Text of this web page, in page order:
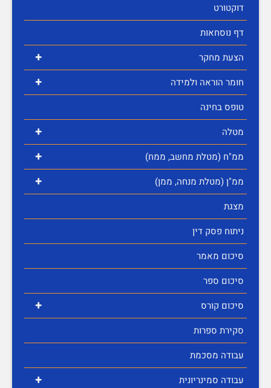
דוקטורט
דף נוסחאות
+ הצעת מחקר
+
חומר הוראה ולמידה
טופס בחינה
+ מטלה
+ ממ"ח (מטלת מחשב, ממח)
+
ממ"ן (מטלת מנחה, ממן)
מצגת
ניתוח פסק דין
סיכום מאמר
סיכום ספר
+
סיכום קורס
סקירת ספרות
עבודה מסכמת
+
עבודה סמינריונית